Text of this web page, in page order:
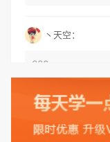
丶天空：
666
丶天空：
555